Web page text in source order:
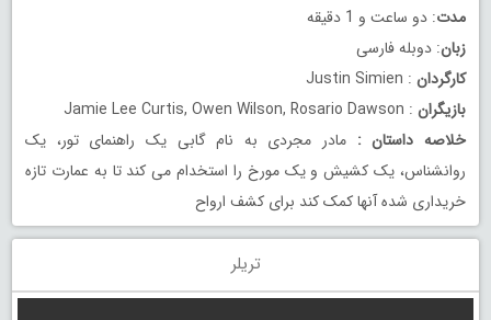
مدت: دو ساعت و 1 دقیقه
زبان: دوبله فارسی
کارگردان : Justin Simien
بازیگران : Jamie Lee Curtis, Owen Wilson, Rosario Dawson
خلاصه داستان : مادر مجردی به نام گابی یک راهنمای تور، یک
روانشناس، یک کشیش و یک مورخ را استخدام می کند تا به عمارت تازه
خریداری شده آنها کمک کند برای کشف ارواح
تریلر